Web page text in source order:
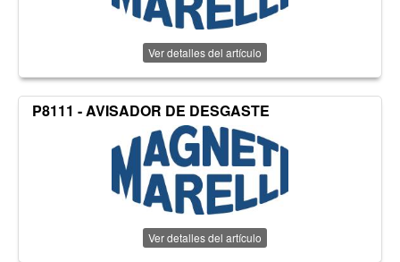
Ver detalles del artículo
P8111 - AVISADOR DE DESGASTE
Ver detalles del artículo